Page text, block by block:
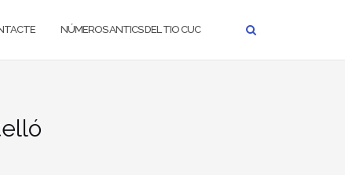
NÚMEROS ANTICS DEL TIO CUC